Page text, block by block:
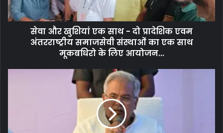
सेवा और खुशियां एक साथ - दो प्रादेशिक एवम
अंतरराष्ट्रीय समाजसेवी संस्थाओं का एक साथ
मूकबधिरो के लिए आयोजन...